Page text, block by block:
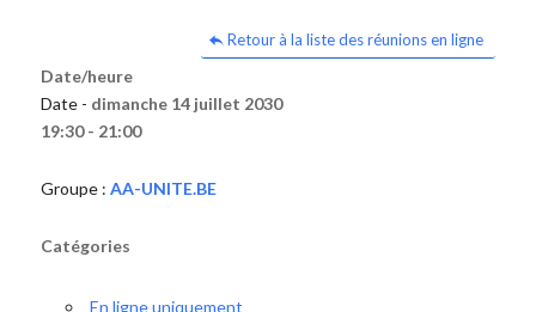
Retour à la liste des réunions en ligne
Date/heure
Date - dimanche 14 juillet 2030
19:30 - 21:00
Groupe : AA-UNITE.BE
Catégories
En ligne uniquement